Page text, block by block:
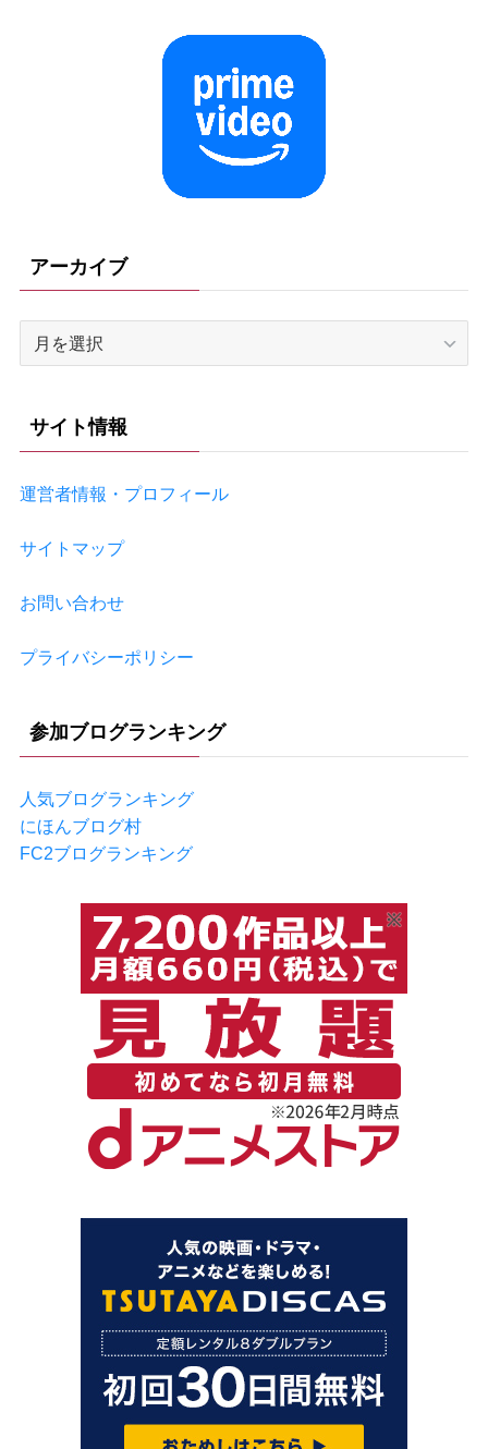
アーカイブ
イ
サイト情報
運営者情報・プロフィール
サイトマップ
お問い合わせ
プライバシーポリシー
参加ブログランキング
人気ブログランキング
にほんブログ村
FC2ブログランキング